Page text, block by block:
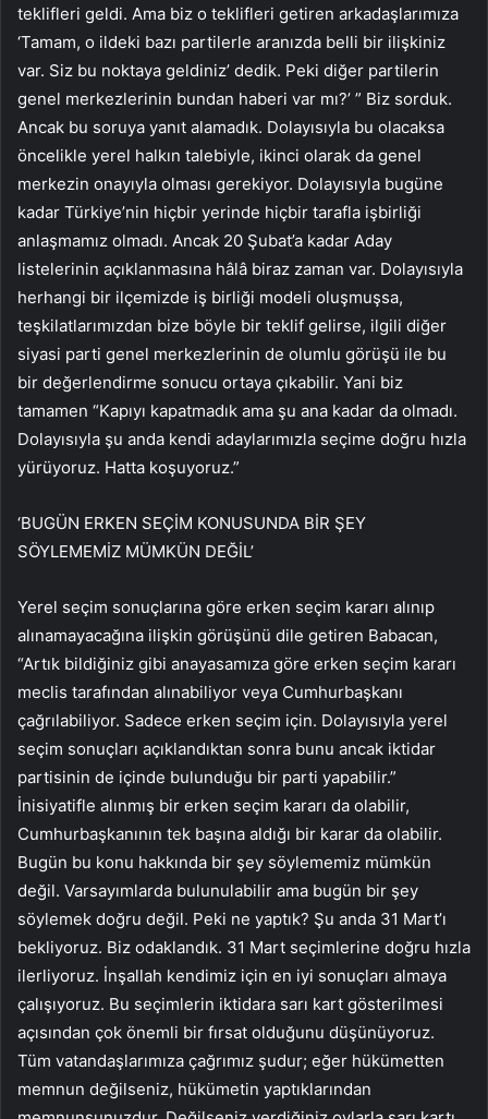
teklifleri geldi. Ama biz o teklifleri getiren arkadaşlarımıza
‘Tamam, o ildeki bazı partilerle aranızda belli bir ilişkiniz
var. Siz bu noktaya geldiniz’ dedik. Peki diğer partilerin
genel merkezlerinin bundan haberi var mı?’ ” Biz sorduk.
Ancak bu soruya yanıt alamadık. Dolayısıyla bu olacaksa
öncelikle yerel halkın talebiyle, ikinci olarak da genel
merkezin onayıyla olması gerekiyor. Dolayısıyla bugüne
kadar Türkiye’nin hiçbir yerinde hiçbir tarafla işbirliği
anlaşmamız olmadı. Ancak 20 Şubat’a kadar Aday
listelerinin açıklanmasına hâlâ biraz zaman var. Dolayısıyla
herhangi bir ilçemizde iş birliği modeli oluşmuşsa,
teşkilatlarımızdan bize böyle bir teklif gelirse, ilgili diğer
siyasi parti genel merkezlerinin de olumlu görüşü ile bu
bir değerlendirme sonucu ortaya çıkabilir. Yani biz
tamamen “Kapıyı kapatmadık ama şu ana kadar da olmadı.
Dolayısıyla şu anda kendi adaylarımızla seçime doğru hızla
yürüyoruz. Hatta koşuyoruz.”
‘BUGÜN ERKEN SEÇİM KONUSUNDA BİR ŞEY
SÖYLEMEMİZ MÜMKÜN DEĞİL’
Yerel seçim sonuçlarına göre erken seçim kararı alınıp
alınamayacağına ilişkin görüşünü dile getiren Babacan,
“Artık bildiğiniz gibi anayasamıza göre erken seçim kararı
meclis tarafından alınabiliyor veya Cumhurbaşkanı
çağrılabiliyor. Sadece erken seçim için. Dolayısıyla yerel
seçim sonuçları açıklandıktan sonra bunu ancak iktidar
partisinin de içinde bulunduğu bir parti yapabilir.”
İnisiyatifle alınmış bir erken seçim kararı da olabilir,
Cumhurbaşkanının tek başına aldığı bir karar da olabilir.
Bugün bu konu hakkında bir şey söylememiz mümkün
değil. Varsayımlarda bulunulabilir ama bugün bir şey
söylemek doğru değil. Peki ne yaptık? Şu anda 31 Mart’ı
bekliyoruz. Biz odaklandık. 31 Mart seçimlerine doğru hızla
ilerliyoruz. İnşallah kendimiz için en iyi sonuçları almaya
çalışıyoruz. Bu seçimlerin iktidara sarı kart gösterilmesi
açısından çok önemli bir fırsat olduğunu düşünüyoruz.
Tüm vatandaşlarımıza çağrımız şudur; eğer hükümetten
memnun değilseniz, hükümetin yaptıklarından